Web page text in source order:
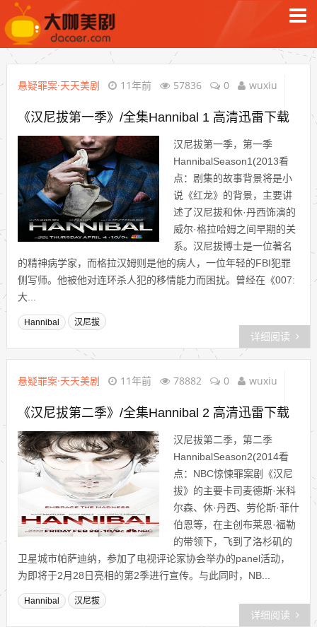
悬疑罪案·天天美剧 11年前 57836 0 wuxiu
《汉尼拔第一季》/全集Hannibal 1 高清迅雷下载
汉尼拔第一季，第一季
HannibalSeason1(2013看
点：剧集的故事背景将是小
说《红龙》的背景，主要讲
述了汉尼拔和休·丹西饰演的
威尔·格拉哈姆之间早期的关
系。汉尼拔博士是一位著名
的精神病学家，而格拉汉姆则是他的病人，一位年轻的FBI犯罪
侧写师。他被他对连环杀人犯的移情能力而困扰。曾经在《007:
大...
Hannibal 汉尼拔
详细阅读
悬疑罪案·天天美剧 11年前 78882 0 wuxiu
《汉尼拔第二季》/全集Hannibal 2 高清迅雷下载
汉尼拔第二季，第二季
HannibalSeason2(2014看
点：NBC惊悚罪案剧《汉尼
拔》的主要卡司麦德斯·米科
尔森、休·丹西、劳伦斯·菲什
伯恩等，在主创布莱恩·福勒
的带领下，飞到了洛杉矶的
卫星城市帕萨迪纳，参加了电视评论家协会举办的panel活动，
为即将于2月28日亮相的第2季进行宣传。与此同时，NB...
Hannibal 汉尼拔
详细阅读